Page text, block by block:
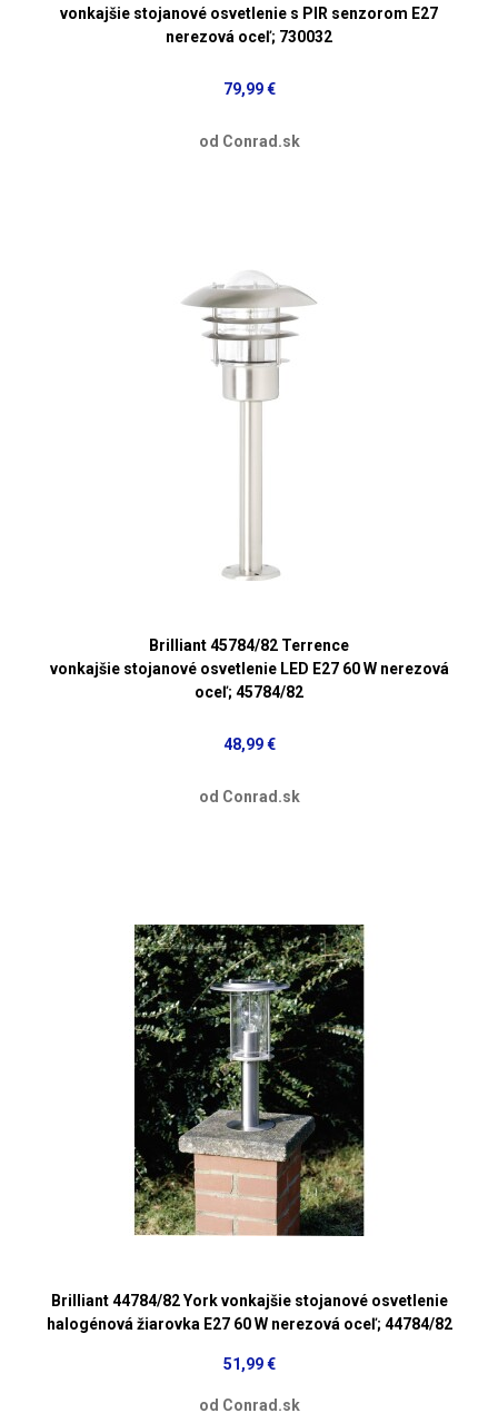
vonkajšie stojanové osvetlenie s PIR senzorom E27
nerezová oceľ; 730032
79,99 €
od Conrad.sk
Brilliant 45784/82 Terrence
vonkajšie stojanové osvetlenie LED E27 60 W nerezová
oceľ; 45784/82
48,99 €
od Conrad.sk
Brilliant 44784/82 York vonkajšie stojanové osvetlenie
halogénová žiarovka E27 60 W nerezová oceľ; 44784/82
51,99 €
od Conrad.sk